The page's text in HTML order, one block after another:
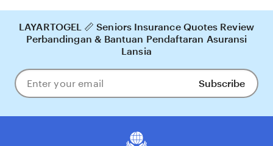
LAYARTOGEL 📏 Seniors Insurance Quotes Review
Perbandingan & Bantuan Pendaftaran Asuransi
Lansia
Enter
your
Subscribe